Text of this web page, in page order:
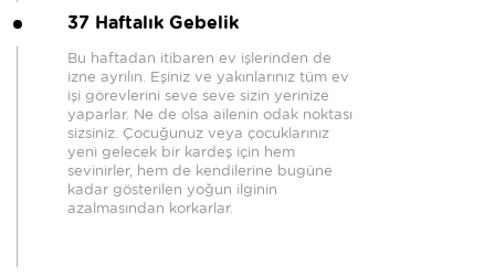
37 Haftalık Gebelik
Bu haftadan itibaren ev işlerinden de
izne ayrılın. Eşiniz ve yakınlarınız tüm ev
işi görevlerini seve seve sizin yerinize
yaparlar. Ne de olsa ailenin odak noktası
sizsiniz. Çocuğunuz veya çocuklarınız
yeni gelecek bir kardeş için hem
sevinirler, hem de kendilerine bugüne
kadar gösterilen yoğun ilginin
azalmasından korkarlar.